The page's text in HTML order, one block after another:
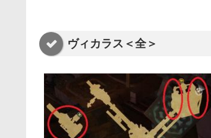
ヴィカラス＜全＞